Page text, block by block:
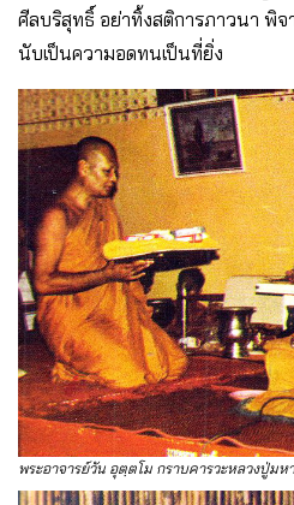
ศีลบริสุทธิ์ อย่าทิ้งสติการภาวนา พิจ
นับเป็นความอดทนเป็นที่ยิ่ง
พระอาจารย์วัน อุตฺตโม กราบคารวะหลวงปู่มห